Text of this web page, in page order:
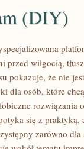
(DIY)
przed wilgocią,
pokazuje, że nie
dla osób, które
rozwiązania
się z praktyką,
zarówno